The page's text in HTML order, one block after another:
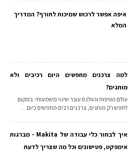
איפה אפשר לרכוש שמיכות לחורף? המדריך
המלא
למה צרכנים מחפשים היום רכיבים ולא
מותגים?
עולם הטיפוח והוולנס עובר שינוי משמעותי. במקום
לחפש רק מותגים, צרכנים רבים מחפשים כיום…
איך לבחור כלי עבודה של Makita - מברגות
אימפקט, פטישונים וכל מה שצריך לדעת